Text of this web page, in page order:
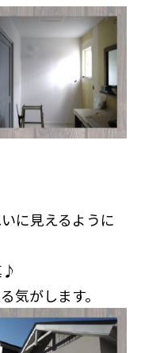
に見えるように
♪
気がします。